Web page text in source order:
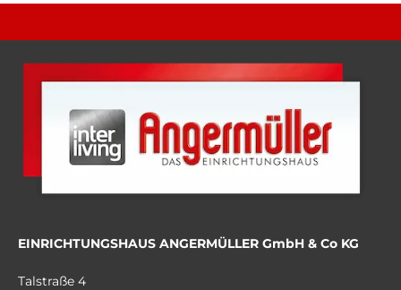
EINRICHTUNGSHAUS ANGERMÜLLER GmbH & Co KG
Talstraße 4